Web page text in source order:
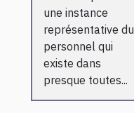
Social et
Économique
?
une instance
représentative du
personnel qui
existe dans
presque toutes...